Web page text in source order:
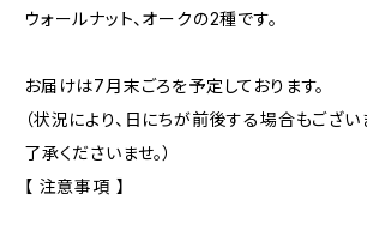
ウォールナット、オークの2種です。
お届けは7月末ごろを予定しております。
（状況により、日にちが前後する場合もござい
了承くださいませ。）
【 注意事項 】